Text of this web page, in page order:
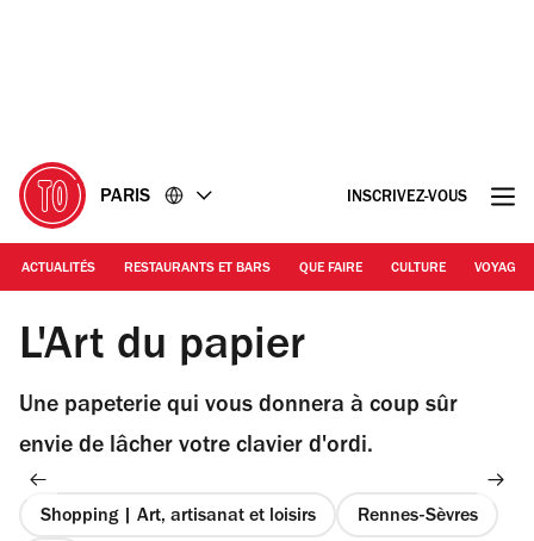
PARIS INSCRIVEZ-VOUS
ACTUALITÉS RESTAURANTS ET BARS QUE FAIRE CULTURE VOYAGE
© EP / TOP
L'Art du papier
Une papeterie qui vous donnera à coup sûr
envie de lâcher votre clavier d'ordi.
Shopping | Art, artisanat et loisirs Rennes-Sèvres